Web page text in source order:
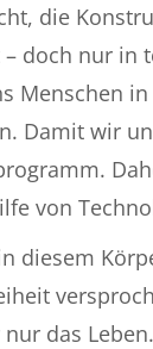
die
doch nur in
Menschen
Damit wir
von
diesem
das Leben.